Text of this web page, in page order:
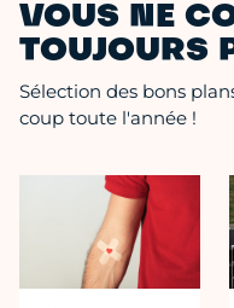
VOUS NE
TOUJOURS
Sélection des bons
coup toute l'année !